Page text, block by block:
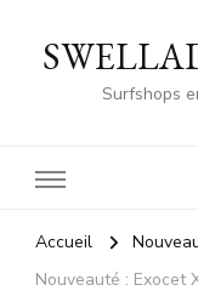
Surfshops
Accueil
Nouveauté : Exocet